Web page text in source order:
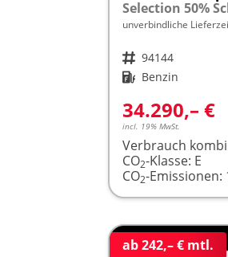
unverbindliche
Fahrzeugnr. 94144
Kraftstoff Benzin
34.290,– €
incl. 19% MwSt.
Verbrauch
CO2-Klasse: E
CO2-Emissionen:
ab 242,– € mtl.